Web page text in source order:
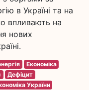
в Україні та на
впливають на
нових
Економіка
Дефіцит
України